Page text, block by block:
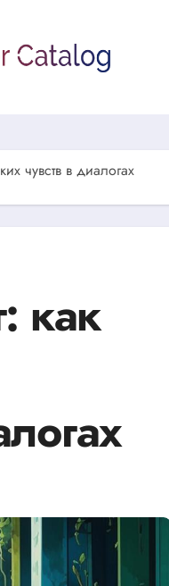
чувств в диалогах
как